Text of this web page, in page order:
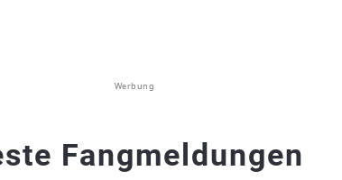
Werbung
Fangmeldungen